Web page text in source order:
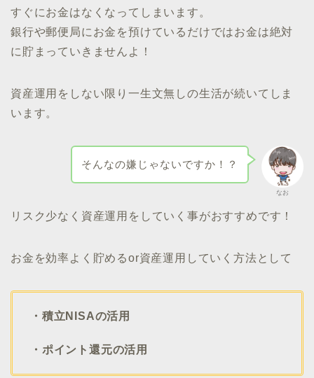
すぐにお金はなくなってしまいます。
銀行や郵便局にお金を預けているだけではお金は絶対
に貯まっていきませんよ！
資産運用をしない限り一生文無しの生活が続いてしま
います。
なお
そんなの嫌じゃないですか！？
リスク少なく資産運用をしていく事がおすすめです！
お金を効率よく貯めるor資産運用していく方法として
・積立NISAの活用
・ポイント還元の活用